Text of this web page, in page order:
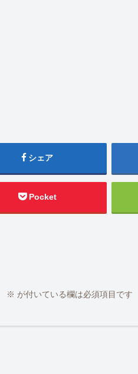
シェア
Pocket
※ が付いている欄は必須項目です